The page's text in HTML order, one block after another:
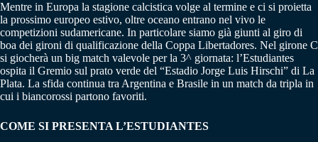
Mentre in Europa la stagione calcistica volge al termine e ci si proietta
la prossimo europeo estivo, oltre oceano entrano nel vivo le
competizioni sudamericane. In particolare siamo già giunti al giro di
boa dei gironi di qualificazione della Coppa Libertadores. Nel girone C
si giocherà un big match valevole per la 3^ giornata: l’Estudiantes
ospita il Gremio sul prato verde del “Estadio Jorge Luis Hirschi” di La
Plata. La sfida continua tra Argentina e Brasile in un match da tripla in
cui i biancorossi partono favoriti.
COME SI PRESENTA L’ESTUDIANTES